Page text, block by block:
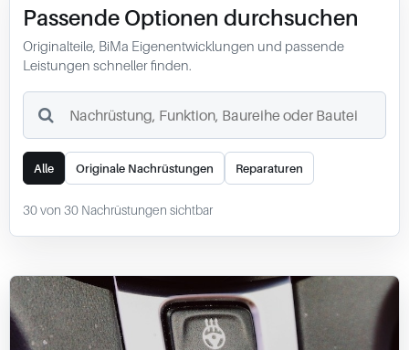
Passende Optionen durchsuchen
Originalteile, BiMa Eigenentwicklungen und passende
Leistungen schneller finden.
Alle Originale Nachrüstungen Reparaturen
30 von 30 Nachrüstungen sichtbar